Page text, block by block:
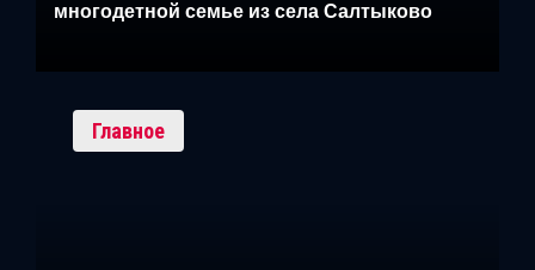
многодетной семье из села Салтыково
Главное